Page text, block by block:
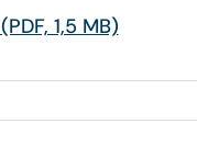
(PDF, 1,5 MB)